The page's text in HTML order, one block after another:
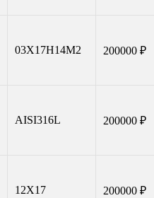
03Х17Н14М2 200000 ₽
AISI316L 200000 ₽
12Х17 200000 ₽